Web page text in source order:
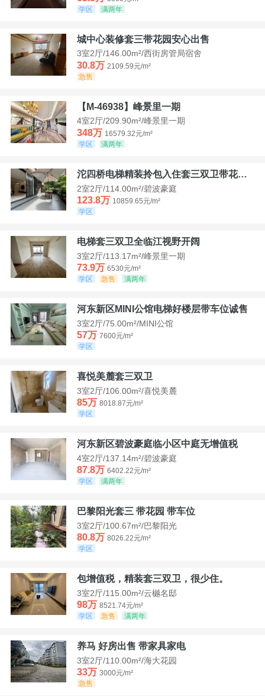
学区
满两年
城中心装修套三带花园安心出售
3室2厅/146.00m²/西街房管局宿舍
30.8万 2109.59元/m²
急售
【M-46938】峰景里一期
4室2厅/209.90m²/峰景里一期
348万 16579.32元/m²
学区
满两年
沱四桥电梯精装拎包入住套三双卫带花园40平米带车位
2室2厅/114.00m²/碧波豪庭
123.8万 10859.65元/m²
学区
电梯套三双卫全临江视野开阔
3室2厅/113.17m²/峰景里一期
73.9万 6530元/m²
学区
急售 满两年
河东新区MINI公馆电梯好楼层带车位诚售
3室2厅/75.00m²/MINI公馆
57万 7600元/m²
学区
喜悦美麓套三双卫
3室2厅/106.00m²/喜悦美麓
85万 8018.87元/m²
学区
河东新区碧波豪庭临小区中庭无增值税
4室2厅/137.14m²/碧波豪庭
87.8万 6402.22元/m²
学区
满两年
巴黎阳光套三 带花园 带车位
3室2厅/100.67m²/巴黎阳光
80.8万 8026.22元/m²
学区
包增值税，精装套三双卫，很少住。
3室2厅/115.00m²/云樾名邸
98万 8521.74元/m²
学区
急售 满两年
养马 好房出售 带家具家电
3室2厅/110.00m²/海大花园
33万 3000元/m²
急售